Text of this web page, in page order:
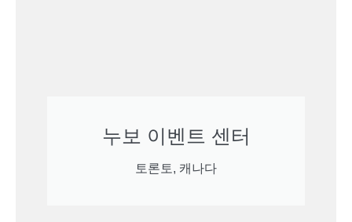
누보 이벤트 센터
토론토, 캐나다